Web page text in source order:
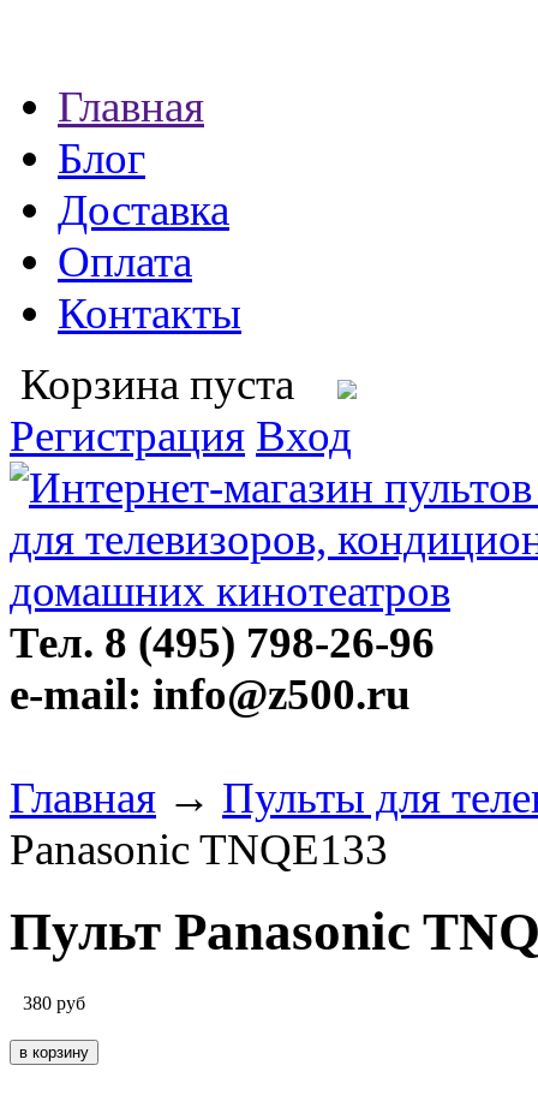
Главная
Блог
Доставка
Оплата
Контакты
Корзина пуста
Регистрация Вход
Тел. 8 (495) 798-26-96
e-mail: info@z500.ru
Главная → Пульты для
Panasonic TNQE133
Пульт Panasonic
380 руб